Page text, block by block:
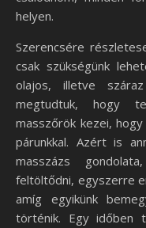
helyen.
Szerencsére
csak szükségünk
olajos, illetve
megtudtuk, hogy
masszőrök kezei,
párunkkal. Azért is
masszázs
feltöltődni, egyszerre
amíg egyikünk
történik. Egy időben